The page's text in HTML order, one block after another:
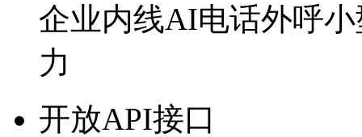
企业内线AI电话外呼
力
开放API接口